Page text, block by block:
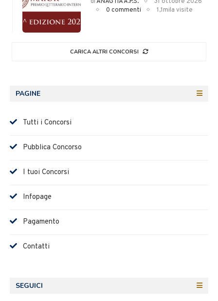
0 commenti
1,1mila visite
CARICA ALTRI CONCORSI
PAGINE
Tutti i Concorsi
Pubblica Concorso
I tuoi Concorsi
Infopage
Pagamento
Contatti
SEGUICI